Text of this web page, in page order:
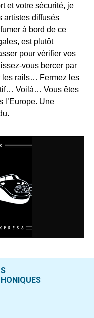
et votre sécurité, je
artistes diffusés
à bord de ce
est plutôt
pour vérifier vos
vous bercer par
les rails… Fermez les
Voilà… Vous êtes
l’Europe. Une